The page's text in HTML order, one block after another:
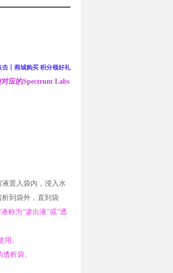
击丨商城购买 积分领好礼
应的Spectrum Labs
置入袋内，浸入水
到袋外，直到袋
称为“渗出液"或“透
。
析袋。